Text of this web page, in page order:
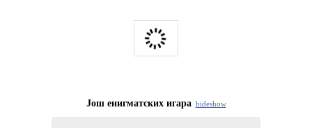
Још енигматских игара hideshow